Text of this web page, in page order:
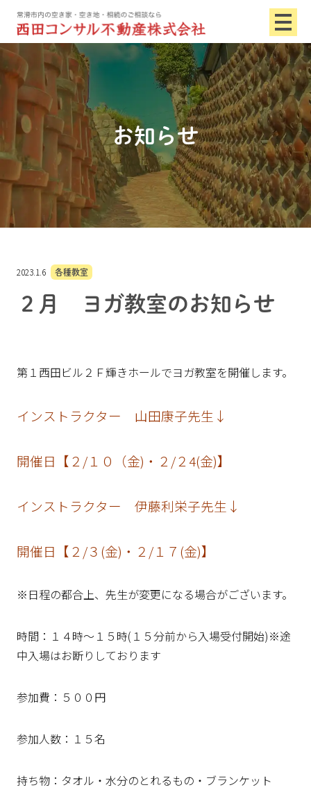
お知らせ
2023.1.6 各種教室
２月 ヨガ教室のお知らせ
第１西田ビル２Ｆ輝きホールでヨガ教室を開催します。
インストラクター 山田康子先生↓
開催日【２/１０（金)・２/２4(金)】
インストラクター 伊藤利栄子先生↓
開催日【２/３(金)・２/１７(金)】
※日程の都合上、先生が変更になる場合がございます。
時間：１４時～１５時(１５分前から入場受付開始)※途
中入場はお断りしております
参加費：５００円
参加人数：１５名
持ち物：タオル・水分のとれるもの・ブランケット